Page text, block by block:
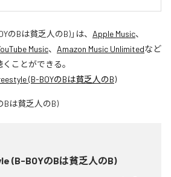
のBは貧乏人のB)」は、 Apple Music、
Music、 Amazon Music Unlimitedなど
ことができる。
(B-BOYのBは貧乏人のB)
(B-BOYのBは貧乏人のB)